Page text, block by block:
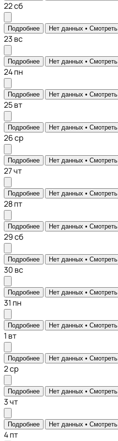
22сб
Подробнее Нет данных • Смотреть
23 вс
Подробнее Нет данных • Смотреть
24пн
Подробнее Нет данных • Смотреть
25вт
Подробнее Нет данных • Смотреть
26ср
Подробнее Нет данных • Смотреть
27чт
Подробнее Нет данных • Смотреть
28пт
Подробнее Нет данных • Смотреть
29сб
Подробнее Нет данных • Смотреть
30 вс
Подробнее Нет данных • Смотреть
31 пн
Подробнее Нет данных • Смотреть
1 вт
Подробнее Нет данных • Смотреть
2ср
Подробнее Нет данных • Смотреть
3чт
Подробнее Нет данных • Смотреть
4пт